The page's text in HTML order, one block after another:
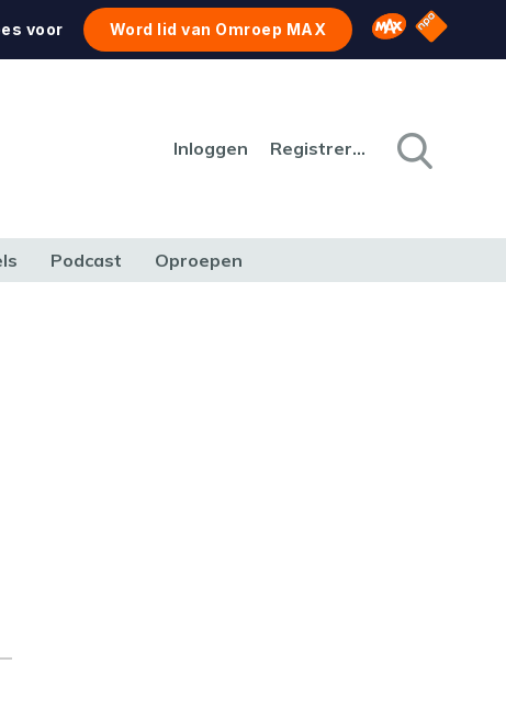
voor Word lid van Omroep MAX Omroep MAX
NPO
Inloggen Registreren
Podcast Oproepen